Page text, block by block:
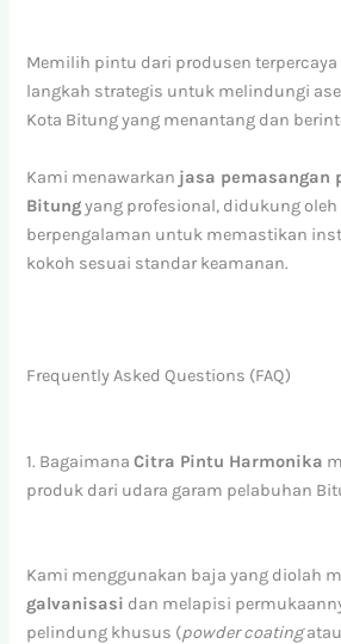
Memilih pintu dari produsen
langkah strategis untuk melindungi
Kota Bitung yang menantang dan
Kami menawarkan jasa pemasangan
Bitungyang profesional, didukung
berpengalaman untuk memastikan
kokoh sesuai standar keamanan.
Frequently Asked Questions (FAQ)
1. BagaimanaCitra Pintu Harmonika
produk dari udara garam pelabuhan
Kami menggunakan baja yang diolah
galvanisasi dan melapisi
pelindung khusus (powder coatingatau